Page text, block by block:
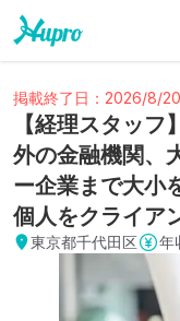
掲載終了日：2026/8/20
【経理スタッ
外の金融機関、
ー企業まで大小
個人をクライア
東京都千代田区 年